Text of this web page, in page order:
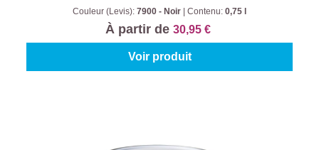
Couleur (Levis): 7900 - Noir Contenu: 0,75 l
À partir de 30,95 €
Voir produit